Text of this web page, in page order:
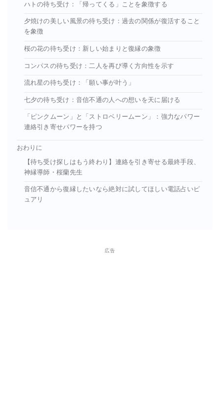
ハトの待ち受け：「帰ってくる」ことを象徴する
夕焼けの美しい風景の待ち受け：過去の関係が復活すること
を象徴
桜の花の待ち受け：新しい始まりと復縁の象徴
コンパスの待ち受け：二人を再び導く方向性を示す
流れ星の待ち受け：「願い事が叶う」
七夕の待ち受け：音信不通の人への想いを天に届ける
「ピンクムーン」と「ストロベリームーン」：強力なパワー
連絡引き寄せパワーを持つ
おわりに
【待ち受け探しはもう終わり】連絡を引き寄せる最終手段、
神縁導師・桜蘭先生
音信不通から復縁したいなら絶対に試してほしい電話占いピ
ュアリ
広告